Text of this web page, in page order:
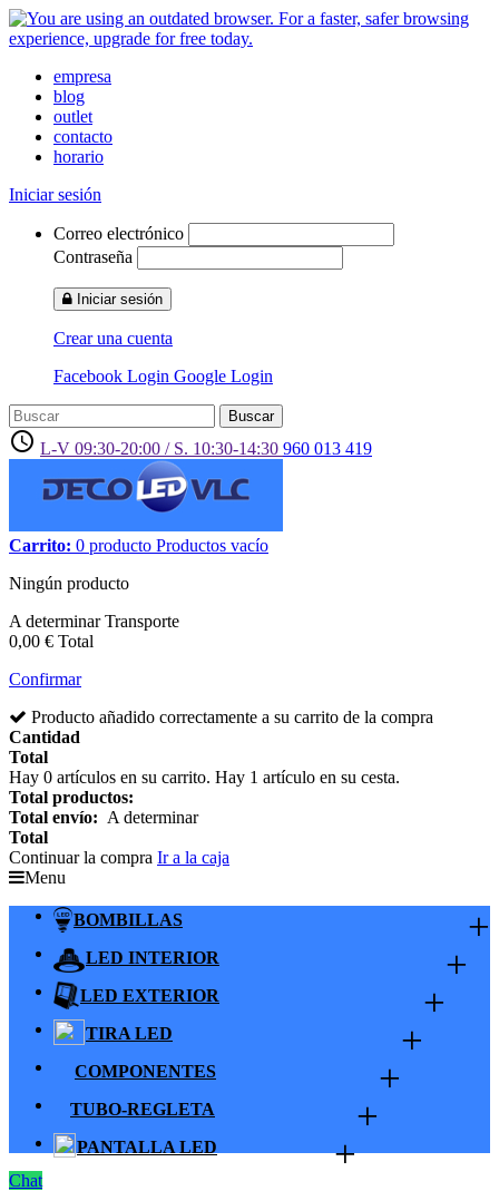
empresa
blog
outlet
contacto
horario
Iniciar sesión
Correo electrónico
Contraseña
Iniciar sesión
Crear una cuenta
Facebook Login Google Login
Buscar
access_time L-V 09:30-20:00 / S. 10:30-14:30 960 013 419
Carrito: 0 producto Productos vacío
Ningún producto
A determinarTransporte
0,00 € Total
Confirmar
Producto añadido correctamente a su carrito de la compra
Cantidad
Total
Hay 0 artículos en su carrito. Hay 1 artículo en su cesta.
Total productos:
Total envío: A determinar
Total
Continuar la compra Ir a la caja
Menu
BOMBILLAS +
LED INTERIOR +
LED EXTERIOR +
TIRA LED +
COMPONENTES +
TUBO-REGLETA +
PANTALLA LED +
Chat